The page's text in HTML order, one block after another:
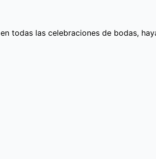
todas las celebraciones de bodas,